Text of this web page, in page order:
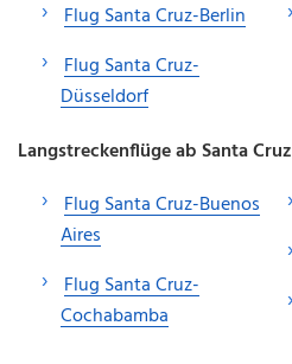
Flug Santa Cruz-Berlin
Flug Santa Cruz-
Düsseldorf
Langstreckenflüge ab Santa Cruz
Flug Santa Cruz-Buenos
Aires
Flug Santa Cruz-
Cochabamba